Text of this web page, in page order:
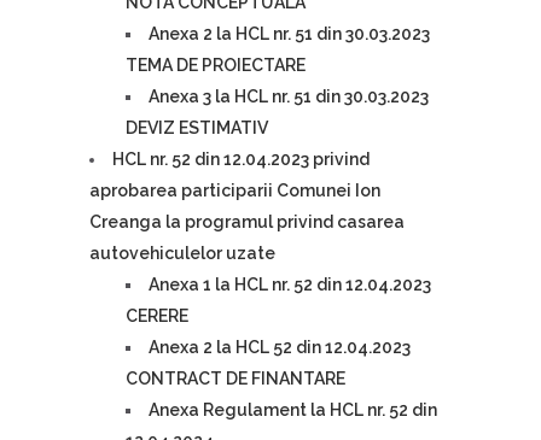
Anexa 2 la HCL nr. 51 din 30.03.2023
TEMA DE PROIECTARE
Anexa 3 la HCL nr. 51 din 30.03.2023
DEVIZ ESTIMATIV
HCL nr. 52 din 12.04.2023 privind
aprobarea participarii Comunei Ion
Creanga la programul privind casarea
autovehiculelor uzate
Anexa 1 la HCL nr. 52 din 12.04.2023
CERERE
Anexa 2 la HCL 52 din 12.04.2023
CONTRACT DE FINANTARE
Anexa Regulament la HCL nr. 52 din